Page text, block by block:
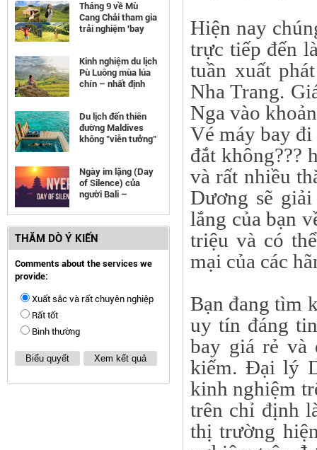
Tháng 9 về Mù
Cang Chải tham gia
trải nghiệm 'bay
Kinh nghiệm du lịch
Pù Luông mùa lúa
chín – nhất định
Du lịch đến thiên
đường Maldives
không "viễn tưởng"
Ngày im lặng (Day
of Silence) của
người Bali –
THĂM DÒ Ý KIẾN
Comments about the services we
provide:
Xuất sắc và rất chuyên nghiệp
Rất tốt
Bình thường
Biểu quyết Xem kết quả
Hiện nay
trực tiếp đến
tuần xuất
Nha Trang.
Nga vào
Vé máy bay đi
đắt không???
và rất nhiều
Dương sẽ
lắng của bạn
triệu và có
mại của các
Bạn đang tìm
uy tín đáng
bay giá rẻ và
kiếm. Đại lý
kinh nghiệm
trên chỉ định
thị trường